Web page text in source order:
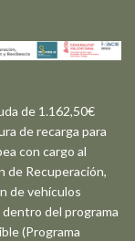
de 1.162,50€
de recarga para
con cargo al
de Recuperación,
de vehículos
del programa
(Programa